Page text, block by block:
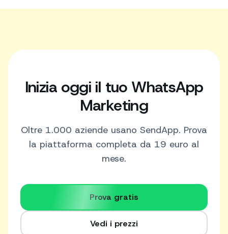
Inizia oggi il tuo WhatsApp
Marketing
Oltre 1.000 aziende usano SendApp. Prova
la piattaforma completa da 19 euro al
mese.
Prova gratis
Vedi i prezzi